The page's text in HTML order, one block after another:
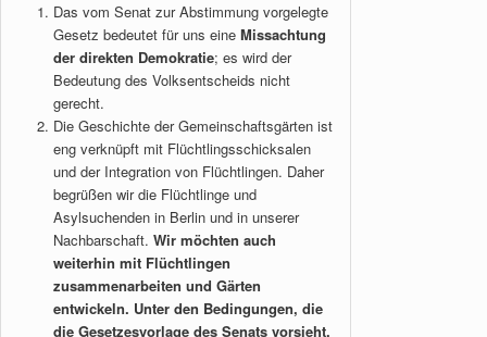
Das vom Senat zur Abstimmung vorgelegte
Gesetz bedeutet für uns eine Missachtung
der direkten Demokratie; es wird der
Bedeutung des Volksentscheids nicht
gerecht.
Die Geschichte der Gemeinschaftsgärten ist
eng verknüpft mit Flüchtlingsschicksalen
und der Integration von Flüchtlingen. Daher
begrüßen wir die Flüchtlinge und
Asylsuchenden in Berlin und in unserer
Nachbarschaft. Wir möchten auch
weiterhin mit Flüchtlingen
zusammenarbeiten und Gärten
entwickeln. Unter den Bedingungen, die
die Gesetzesvorlage des Senats vorsieht,